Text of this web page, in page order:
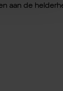
aan de